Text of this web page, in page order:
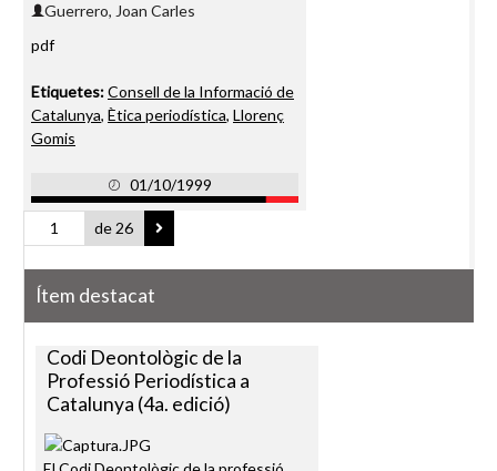
Guerrero, Joan Carles
pdf
Etiquetes:Consell de la Informació de
Catalunya, Ètica periodística, Llorenç
Gomis
01/10/1999
de 26
Ítem destacat
Codi Deontològic de la
Professió Periodística a
Catalunya (4a. edició)